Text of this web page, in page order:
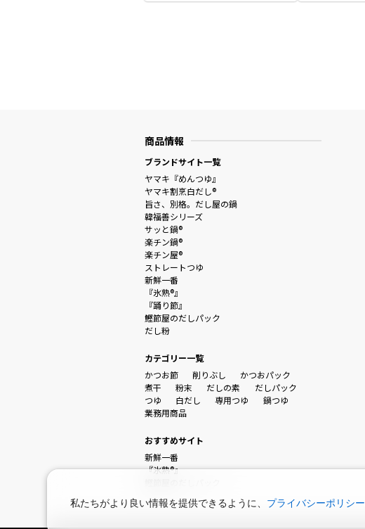
商品情報
ブランドサイト一覧
ヤマキ『めんつゆ』
ヤマキ割烹白だし®
旨さ、別格。だし屋の鍋
韓福善シリーズ
サッと鍋®
楽チン鍋®
楽チン屋®
ストレートつゆ
新鮮一番
『氷熟®』
『踊り節』
鰹節屋のだしパック
だし粉
カテゴリー一覧
かつお節
削りぶし
かつおパック
煮干
粉末 だしの素
だしパック
つゆ
白だし 専用つゆ
鍋つゆ
業務用商品
おすすめサイト
新鮮一番
『氷熟®』
私たちがより良い情報を提供できるように、 プライバシーポリシー